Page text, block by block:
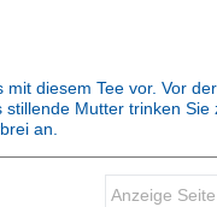
diesem Tee vor. Vor
Mutter trinken Sie
an.
und wird in derAnzeige